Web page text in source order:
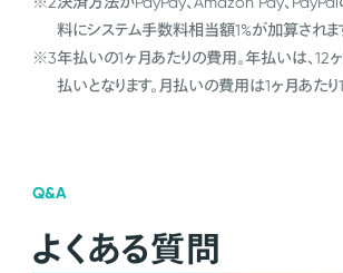
料にシステム手数料相当額1%が加算されま
※3年払いの1ヶ月あたりの費用。年払いは、12
払いとなります。月払いの費用は1ヶ月あたり
Q&A
よくある質問